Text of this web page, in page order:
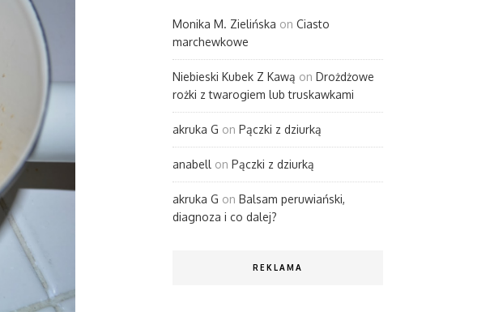
Monika M. Zielińska on Ciasto
marchewkowe
Niebieski Kubek Z Kawą on Drożdżowe
rożki z twarogiem lub truskawkami
akruka G on Pączki z dziurką
anabell on Pączki z dziurką
akruka G on Balsam peruwiański,
diagnoza i co dalej?
REKLAMA